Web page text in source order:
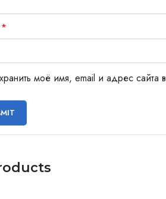
*
моё имя, email и адрес